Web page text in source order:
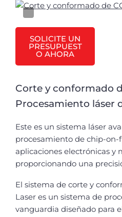
SOLICITE UN
PRESUPUEST
O AHORA
Corte y conformado
Procesamiento láser
Este es un sistema láser
procesamiento de chip-on-
aplicaciones electrónicas y
proporcionando una
El sistema de corte y
Laser es un sistema de
vanguardia diseñado para